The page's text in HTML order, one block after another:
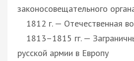
законосовещательного
1812 г. — Отечественная
1813–1815 гг. —
русской армии в Европу